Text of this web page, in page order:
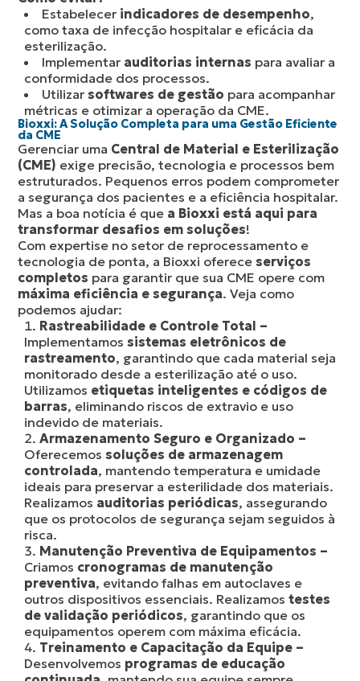
Estabelecer indicadores de desempenho,
como taxa de infecção hospitalar e eficácia da
esterilização.
Implementar auditorias internas para avaliar a
conformidade dos processos.
Utilizarsoftwares de gestão para acompanhar
métricas e otimizar a operação da CME.
Bioxxi: A Solução Completa para uma Gestão Eficiente
da CME
Gerenciar uma Central de Material e Esterilização
(CME) exige precisão, tecnologia e processos bem
estruturados. Pequenos erros podem comprometer
a segurança dos pacientes e a eficiência hospitalar.
Mas a boa notícia é que a Bioxxi está aqui para
transformar desafios em soluções!
Com expertise no setor de reprocessamento e
tecnologia de ponta, a Bioxxi ofereceserviços
completos para garantir que sua CME opere com
máxima eficiência e segurança. Veja como
podemos ajudar:
Rastreabilidade e Controle Total –
Implementamossistemas eletrônicos de
rastreamento, garantindo que cada material seja
monitorado desde a esterilização até o uso.
Utilizamos etiquetas inteligentes e códigos de
barras, eliminando riscos de extravio e uso
indevido de materiais.
Armazenamento Seguro e Organizado –
Oferecemossoluções de armazenagem
controlada, mantendo temperatura e umidade
ideais para preservar a esterilidade dos materiais.
Realizamos auditorias periódicas, assegurando
que os protocolos de segurança sejam seguidos à
risca.
Manutenção Preventiva de Equipamentos –
Criamos cronogramas de manutenção
preventiva, evitando falhas em autoclaves e
outros dispositivos essenciais. Realizamostestes
de validação periódicos, garantindo que os
equipamentos operem com máxima eficácia.
Treinamento e Capacitação da Equipe –
Desenvolvemos programas de educação